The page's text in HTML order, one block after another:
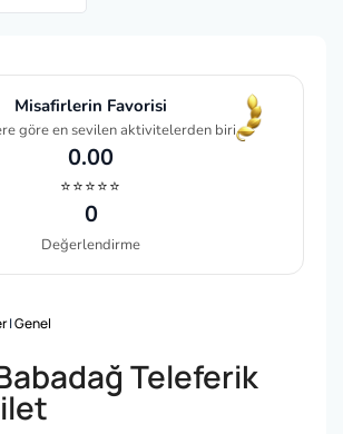
Misafirlerin Favorisi
göre en sevilen aktivitelerden biri
0.00
⭐⭐⭐⭐⭐
0
Değerlendirme
|Genel
Teleferik